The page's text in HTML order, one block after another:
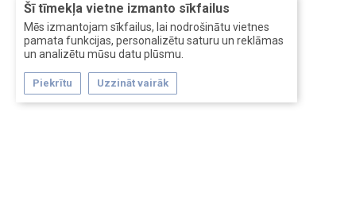
Šī tīmekļa vietne izmanto sīkfailus
Mēs izmantojam sīkfailus, lai nodrošinātu vietnes
pamata funkcijas, personalizētu saturu un reklāmas
un analizētu mūsu datu plūsmu.
Piekrītu Uzzināt vairāk